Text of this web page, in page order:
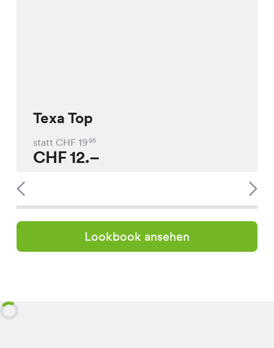
Texa Top
statt CHF 1995
CHF12.–
Lookbook ansehen